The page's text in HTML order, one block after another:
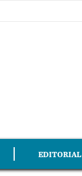
EDITORIAL